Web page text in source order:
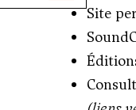
Site